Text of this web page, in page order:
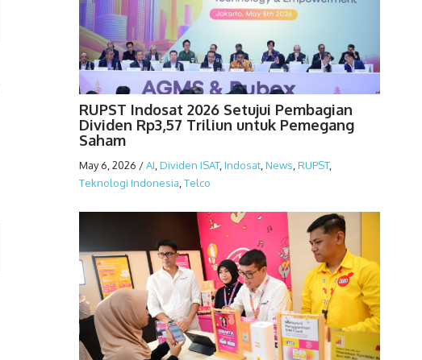
RUPST Indosat 2026 Setujui Pembagian
Dividen Rp3,57 Triliun untuk Pemegang
Saham
May 6, 2026 /AI,Dividen ISAT,Indosat,News,RUPST,
Teknologi Indonesia,Telco